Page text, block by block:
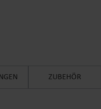
ZUBEHÖR